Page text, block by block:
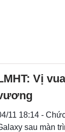
Vị
11 18:14 -
sau màn